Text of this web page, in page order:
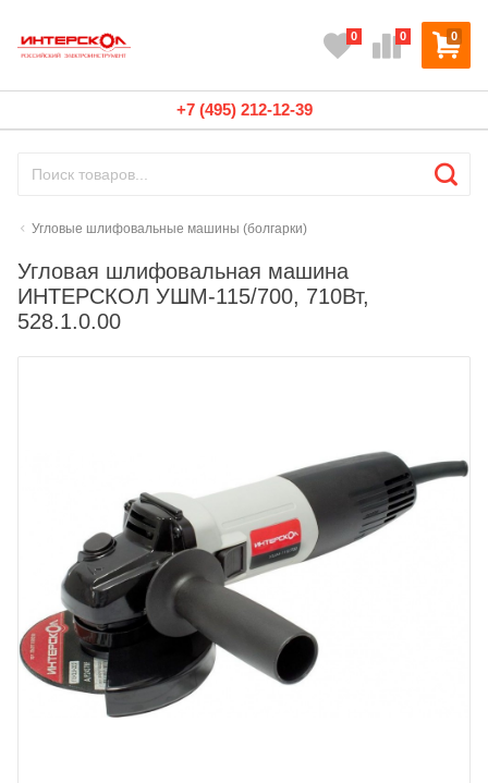
0
0 0
+7 (495) 212-12-39
Угловые шлифовальные машины (болгарки)
Угловая шлифовальная машина
ИНТЕРСКОЛ УШМ-115/700, 710Вт,
528.1.0.00